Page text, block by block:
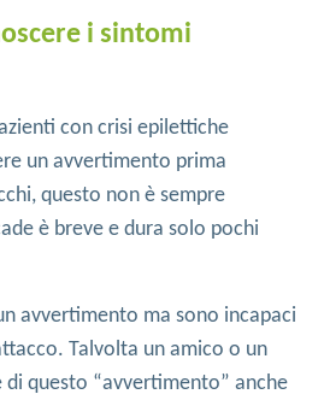
i sintomi
con crisi epilettiche
un avvertimento prima
questo non è sempre
è breve e dura solo pochi
avvertimento ma sono incapaci
Talvolta un amico o un
di questo “avvertimento” anche